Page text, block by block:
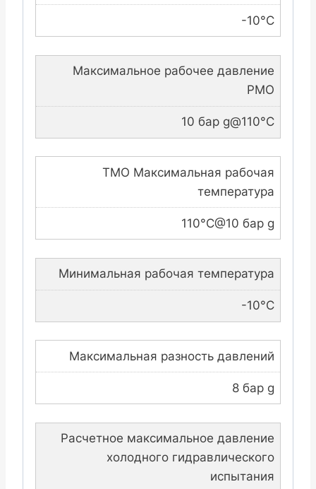
-10°C
Максимальное рабочее давление
PMO
10 бар g@110°C
TMO Максимальная рабочая
температура
110°C@10 бар g
Минимальная рабочая температура
-10°C
Максимальная разность давлений
8 бар g
Расчетное максимальное давление
холодного гидравлического
испытания